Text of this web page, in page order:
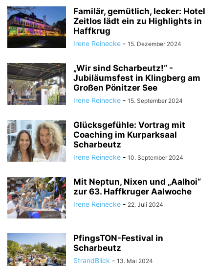
Familär, gemütlich, lecker: Hotel
Zeitlos lädt ein zu Highlights in
Haffkrug
Irene Reinecke - 15. Dezember 2024
„Wir sind Scharbeutz!“ -
Jubiläumsfest in Klingberg am
Großen Pönitzer See
Irene Reinecke - 15. September 2024
Glücksgefühle: Vortrag mit
Coaching im Kurparksaal
Scharbeutz
Irene Reinecke - 10. September 2024
Mit Neptun, Nixen und „Aalhoi“
zur 63. Haffkruger Aalwoche
Irene Reinecke - 22. Juli 2024
PfingsTON-Festival in
Scharbeutz
StrandBlick - 13. Mai 2024